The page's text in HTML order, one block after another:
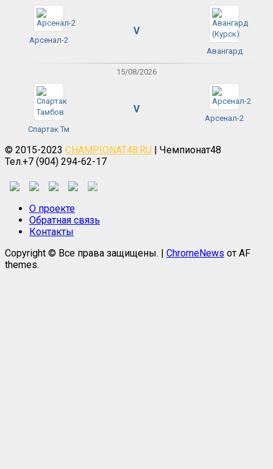
Арсенал-2
V
Авангард
15/08/2026
Спартак Тм
V
Арсенал-2
© 2015-2023 CHAMPIONAT48.RU | Чемпионат48
Тел.+7 (904) 294-62-17
О проекте
Обратная связь
Контакты
Copyright © Все права защищены.
ChromeNews от AF
themes.